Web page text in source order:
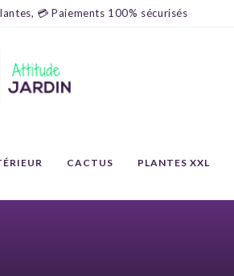
💳 Paiements 100% sécurisés
CACTUS PLANTES XXL